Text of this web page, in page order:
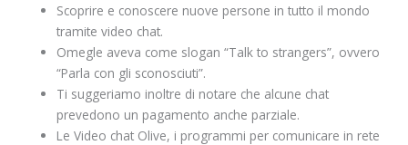
Scoprire e conoscere nuove persone in tutto il mondo
tramite video chat.
Omegle aveva come slogan “Talk to strangers”, ovvero
“Parla con gli sconosciuti”.
Ti suggeriamo inoltre di notare che alcune chat
prevedono un pagamento anche parziale.
Le Video chat Olive, i programmi per comunicare in rete